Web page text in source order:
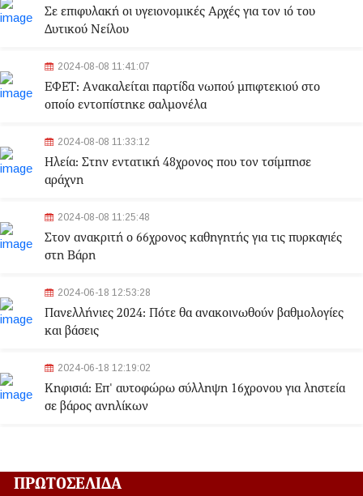
Σε επιφυλακή οι υγειονομικές Αρχές για τον ιό του
Δυτικού Νείλου
2024-08-08 11:41:07
ΕΦΕΤ: Aνακαλείται παρτίδα νωπού μπιφτεκιού στο
οποίο εντοπίστηκε σαλμονέλα
2024-08-08 11:33:12
Ηλεία: Στην εντατική 48χρονος που τον τσίμπησε
αράχνη
2024-08-08 11:25:48
Στον ανακριτή ο 66χρονος καθηγητής για τις πυρκαγιές
στη Βάρη
2024-06-18 12:53:28
Πανελλήνιες 2024: Πότε θα ανακοινωθούν βαθμολογίες
και βάσεις
2024-06-18 12:19:02
Κηφισιά: Eπ' αυτοφώρω σύλληψη 16χρονου για ληστεία
σε βάρος ανηλίκων
ΠΡΩΤΟΣΕΛΙΔΑ